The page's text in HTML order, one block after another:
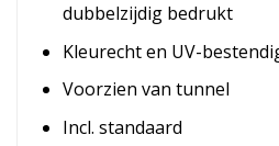
dubbelzijdig bedrukt
Kleurecht en UV-
Voorzien van tunnel
Incl. standaard